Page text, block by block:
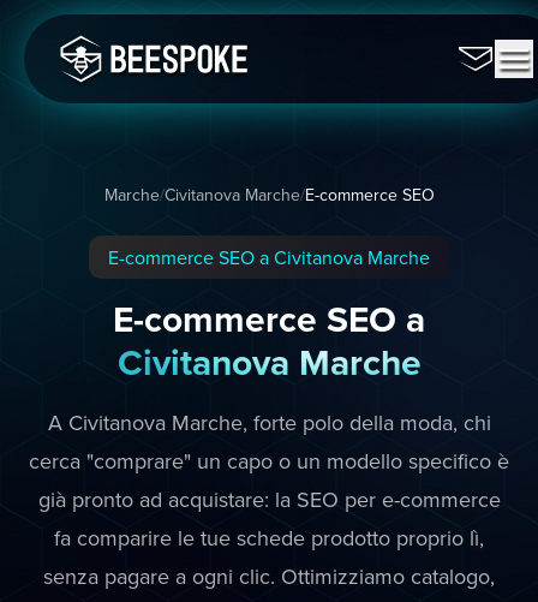
Marche/Civitanova Marche/E-commerce SEO
E-commerce SEO a Civitanova Marche
E-commerce SEO a
Civitanova Marche
A Civitanova Marche, forte polo della moda, chi
cerca "comprare" un capo o un modello specifico è
già pronto ad acquistare: la SEO per e-commerce
fa comparire le tue schede prodotto proprio lì,
senza pagare a ogni clic. Ottimizziamo catalogo,